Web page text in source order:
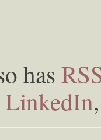
has
LinkedIn